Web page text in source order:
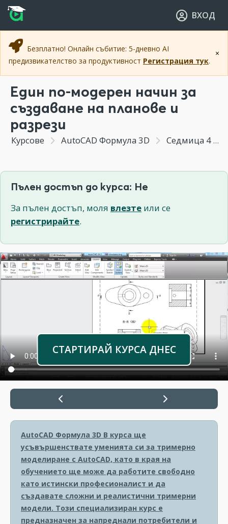
Прескочи към основното съдържание
Прескочи към навигацията
ВХОД
×
Безплатно! Онлайн събитие: 5-дневно AI
предизвикателство за продуктивност Регистрация тук.
Един по-модерен начин за
създаване на планове и
разрези
Курсове AutoCAD Формула 3D Седмица 4 - Автоматични 2D планове и разрези от 3D Модел
Пълен достъп до курса: Не
За пълен достъп, моля влезте или се
регистрирайте.
СТАРТИРАЙ КУРСА ДНЕС
AutoCAD Формула 3D В курса ще
усъвършенствате уменията си за тримерно
моделиране с AutoCAD, като в края на
обучението ще може да работите свободно
като истински професионалист и да
създавате сложни и реалистични тримерни
модели. Този специализиран курс е
предназначен за напреднали потребители и